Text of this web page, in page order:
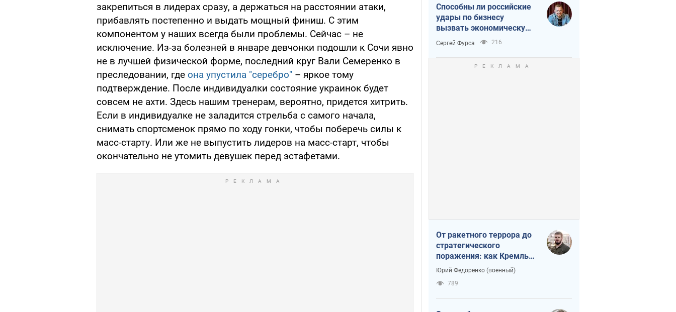
закрепиться в лидерах сразу, а держаться на расстоянии атаки,
прибавлять постепенно и выдать мощный финиш. С этим
компонентом у наших всегда были проблемы. Сейчас – не
исключение. Из-за болезней в январе девчонки подошли к Сочи явно
не в лучшей физической форме, последний круг Вали Семеренко в
преследовании, где она упустила "серебро" – яркое тому
подтверждение. После индивидуалки состояние украинок будет
совсем не ахти. Здесь нашим тренерам, вероятно, придется хитрить.
Если в индивидуалке не заладится стрельба с самого начала,
снимать спортсменок прямо по ходу гонки, чтобы поберечь силы к
масс-старту. Или же не выпустить лидеров на масс-старт, чтобы
окончательно не утомить девушек перед эстафетами.
Способны ли российские
удары по бизнесу
вызвать экономическую
катастрофу?
Сергей Фурса 216
От ракетного террора до
стратегического
поражения: как Кремль
загнал себя в ловушку
Юрий Федоренко (военный)
789